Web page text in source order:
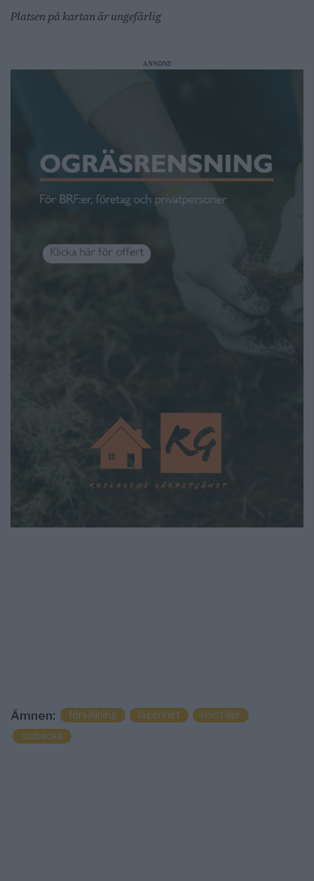
Platsen på kartan är ungefärlig
ANNONS
Ämnen: försäljning lägenhet
norrtälje
solbacka